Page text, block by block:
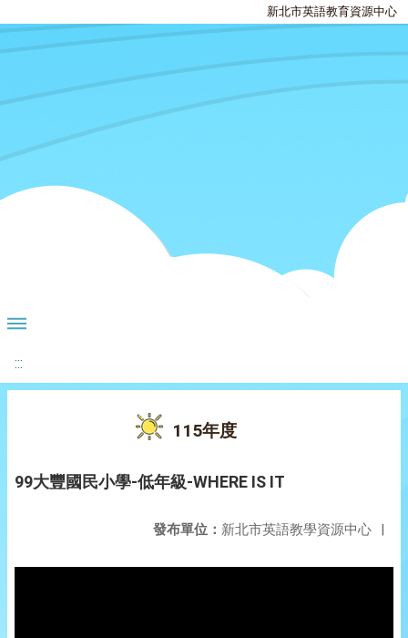
新北市英語教育資源中心
:::
115年度
99大豐國民小學-低年級-WHERE IS IT
發布單位： 新北市英語教學資源中心 |